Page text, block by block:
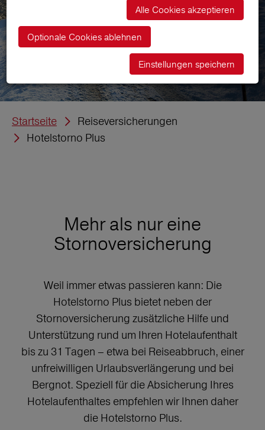
Startseite
Reiseversicherungen
Hotelstorno Plus
Mehr als nur eine
Stornoversicherung
Weil immer etwas passieren kann: Die
Hotelstorno Plus bietet neben der
Stornoversicherung zusätzliche Hilfe und
Unterstützung rund um Ihren Hotelaufenthalt
bis zu 31 Tagen – etwa bei Reiseabbruch, einer
unfreiwilligen Urlaubsverlängerung und bei
Bergnot. Speziell für die Absicherung Ihres
Hotelaufenthaltes empfehlen wir Ihnen daher
die Hotelstorno Plus.
Alle Cookies akzeptieren
Optionale Cookies ablehnen
Einstellungen speichern